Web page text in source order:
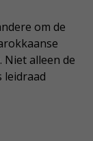
om de
alleen de
leidraad